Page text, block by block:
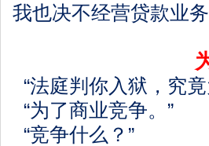
我也决不经营贷款业
“法庭判你入狱，究
“为了商业竞争。”
“竞争什么？”